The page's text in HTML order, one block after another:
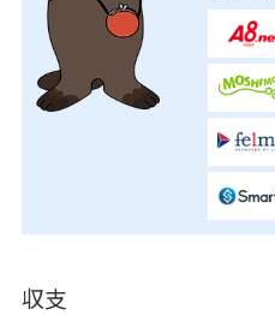
収支